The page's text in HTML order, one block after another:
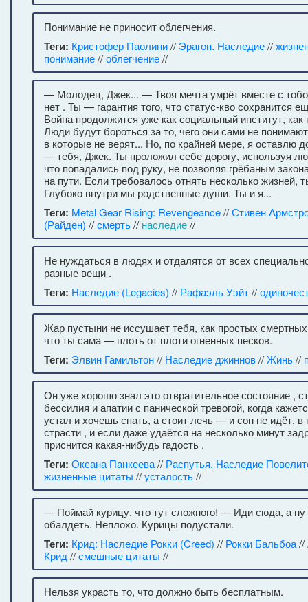
Понимание не приносит облегчения.
Теги: Кристофер Паолини// Эрагон. Наследие//
понимание//облегчение//
— Молодец, Джек... — Твоя мечта умрёт вместе с
нет . Ты — гарантия того, что статус-кво сохранится
Война продолжится уже как социальный институт,
Люди будут бороться за то, чего они сами не
в которые не верят... Но, по крайней мере, я оставлю
— тебя, Джек. Ты проложил себе дорогу, используя
что попадались под руку, не позволяя грёбаным
на пути. Если требовалось отнять несколько жизней,
Глубоко внутри мы родственные души. Ты и я...
Теги: Metal Gear Rising: Revengeance//Стивен
(Райден) //смерть// наследие//
Не нуждаться в людях и отдалятся от всех
разные вещи .
Теги: Наследие (Legacies) // Рафаэль Уэйт//
Жар пустыни не иссушает тебя, как простых
что ты сама — плоть от плоти огненных песков.
Теги: Элвин Гамильтон// Наследие джиннов//Жинь//
Он уже хорошо знал это отвратительное состояние ,
бессилия и апатии с панической тревогой, когда
устал и хочешь спать, а стоит лечь — и сон не идёт, в
страсти , и если даже удаётся на несколько минут
приснится какая-нибудь гадость .
Теги: Оксана Панкеева// Распутья. Наследие
жизненные цитаты //усталость//
— Поймай курицу, что тут сложного! — Иди сюда, а
обалдеть. Неплохо. Курицы подустали.
Теги: Крид: Наследие Рокки (Creed) // Рокки Бальбоа//
Крид //смешные цитаты //
Нельзя украсть то, что должно быть бесплатным.